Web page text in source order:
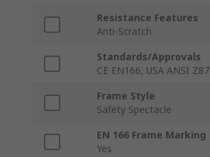
Resistance Features
Anti-Scratch
Standards/Approvals
CE EN166, USA ANSI Z87
Frame Style
Safety Spectacle
EN 166 Frame Marking
Yes